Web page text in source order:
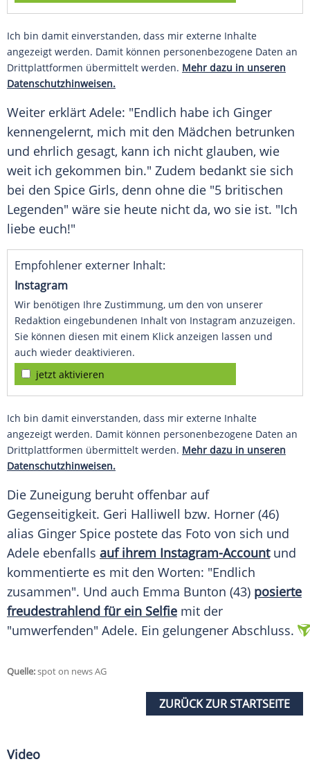
Ich bin damit einverstanden, dass mir externe Inhalte
angezeigt werden. Damit können personenbezogene Daten an
Drittplattformen übermittelt werden. Mehr dazu in unseren
Datenschutzhinweisen.
Weiter erklärt Adele: "Endlich habe ich Ginger
kennengelernt, mich mit den Mädchen betrunken
und ehrlich gesagt, kann ich nicht glauben, wie
weit ich gekommen bin." Zudem bedankt sie sich
bei den Spice Girls, denn ohne die "5 britischen
Legenden" wäre sie heute nicht da, wo sie ist. "Ich
liebe euch!"
Empfohlener externer Inhalt:
Instagram
Wir benötigen Ihre Zustimmung, um den von unserer
Redaktion eingebundenen Inhalt von Instagram anzuzeigen.
Sie können diesen mit einem Klick anzeigen lassen und
auch wieder deaktivieren.
jetzt aktivieren
Ich bin damit einverstanden, dass mir externe Inhalte
angezeigt werden. Damit können personenbezogene Daten an
Drittplattformen übermittelt werden. Mehr dazu in unseren
Datenschutzhinweisen.
Die Zuneigung beruht offenbar auf
Gegenseitigkeit. Geri Halliwell bzw. Horner (46)
alias Ginger Spice postete das Foto von sich und
Adele ebenfalls auf ihrem Instagram-Accountund
kommentierte es mit den Worten: "Endlich
zusammen". Und auch Emma Bunton (43) posierte
freudestrahlend für ein Selfie mit der
"umwerfenden" Adele. Ein gelungener Abschluss.
Quelle:spot on news AG
ZURÜCK ZUR STARTSEITE
Video